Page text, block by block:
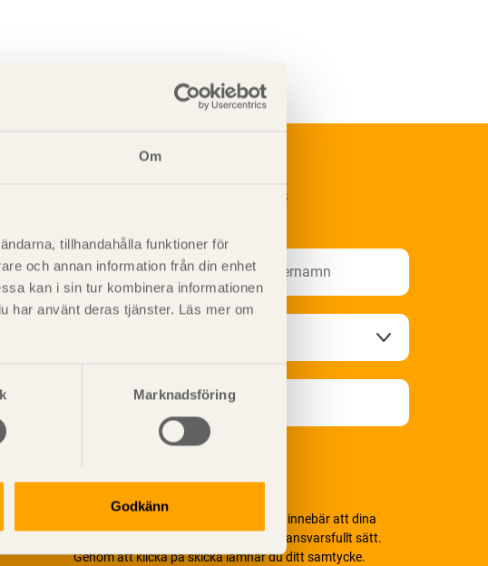
Om
tillhandahålla funktioner för
och annan information från din enhet
kan i sin tur kombinera informationen
har använt deras tjänster. Läs mer om
Marknadsföring
Godkänn
Prenumerera på Svenskt Träs
Vi värnar om personlig integritet vilket innebär att dina
personuppgifter alltid hanteras på ett ansvarsfullt sätt.
Genom att klicka på skicka lämnar du ditt samtycke.